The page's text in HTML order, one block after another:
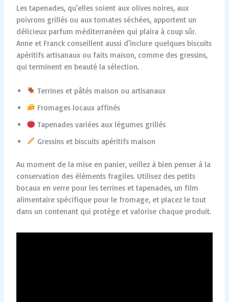
Les tapenades, qu’elles soient aux olives noires, aux
poivrons grillés ou aux tomates séchées, apportent un
délicieux parfum méditerranéen qui plaira à coup sûr.
Anne et Franck conseillent aussi d’inclure quelques biscuits
apéritifs artisanaux ou faits maison, comme des gressins,
qui terminent en beauté la sélection.
Terrines et pâtés maison ou artisanaux
Fromages locaux affinés
Tapenades variées aux légumes grillés
Gressins et biscuits apéritifs maison
Au moment de la mise en panier, veillez à bien penser à la
conservation des éléments fragiles. Utilisez des petits
bocaux en verre pour les terrines et tapenades, un film
alimentaire spécifique pour le fromage, et placez le tout
dans un contenant qui protège et valorise chaque produit.